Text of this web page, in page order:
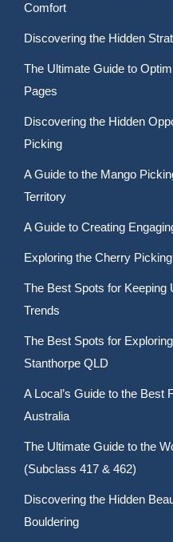
Comfort
Discovering the Hidden
The Ultimate Guide to
Pages
Discovering the Hidden
Picking
A Guide to the Mango
Territory
A Guide to Creating
Exploring the Cherry
The Best Spots for Keeping
Trends
The Best Spots for
Stanthorpe QLD
A Local’s Guide to the Best
Australia
The Ultimate Guide to the
(Subclass 417 & 462)
Discovering the Hidden
Bouldering